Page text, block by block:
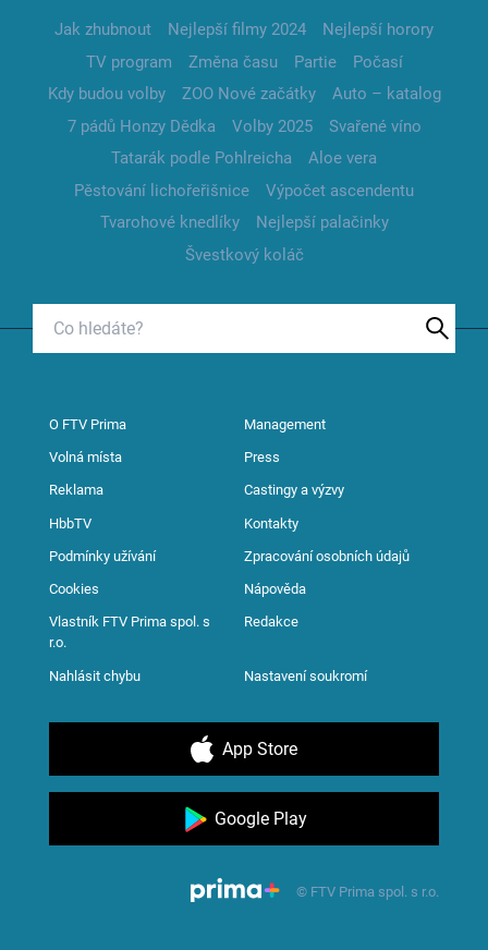
Jak zhubnout Nejlepší filmy 2024
Nejlepší horory
TV program
Změna času Partie
Počasí
Kdy budou volby
ZOO Nové začátky
Auto – katalog
7 pádů Honzy Dědka
Volby 2025
Svařené víno
Tatarák podle Pohlreicha
Aloe vera
Pěstování lichořeřišnice
Výpočet ascendentu
Tvarohové knedlíky
Nejlepší palačinky
Švestkový koláč
O FTV Prima Management
Volná místa Press
Reklama Castingy a výzvy
HbbTV Kontakty
Podmínky užívání Zpracování osobních údajů
Cookies Nápověda
Vlastník FTV Prima spol. s
r.o.
Redakce
Nahlásit chybu Nastavení soukromí
App Store
Google Play
© FTV Prima spol. s r.o.